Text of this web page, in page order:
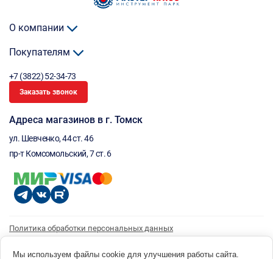
О компании
Покупателям
+7 (3822) 52-34-73
Заказать звонок
Адреса магазинов в г. Томск
ул. Шевченко, 44 ст. 46
пр-т Комсомольский, 7 ст. 6
Политика обработки персональных данных
Согласие на получение рассылки
Мы используем файлы cookie для улучшения работы сайта.